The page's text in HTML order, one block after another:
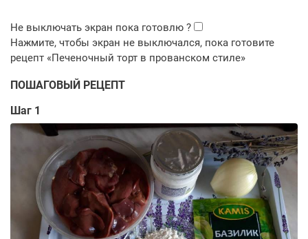
ПОШАГОВЫЙ РЕЦЕПТ
Шаг 1